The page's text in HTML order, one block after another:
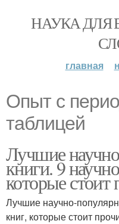
НАУКА ДЛЯ
главная
Опыт с
таблицей
Лучшие
книги. 9
которые стоит
Лучшие научно-
книг, которые стоит